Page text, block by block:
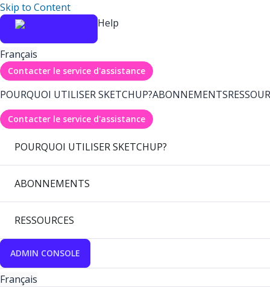
Skip to Content
Help
Français
Contacter le service d'assistance
POURQUOI UTILISER SKETCHUP?ABONNEMENTS
Contacter le service d'assistance
POURQUOI UTILISER SKETCHUP?
ABONNEMENTS
RESSOURCES
ADMIN CONSOLE
Français